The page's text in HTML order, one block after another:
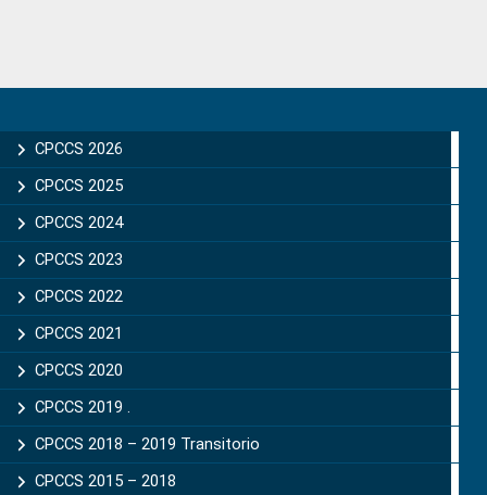
Sidebar
CPCCS 2026
CPCCS 2025
CPCCS 2024
CPCCS 2023
CPCCS 2022
CPCCS 2021
CPCCS 2020
CPCCS 2019 .
CPCCS 2018 – 2019 Transitorio
CPCCS 2015 – 2018